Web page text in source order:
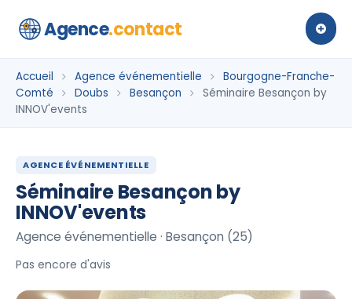
Agence.contact
Accueil Agence événementielle
Bourgogne-Franche-
Comté
Doubs Besançon
Séminaire Besançon by
INNOV'events
AGENCE ÉVÉNEMENTIELLE
Séminaire Besançon by
INNOV'events
Agence événementielle · Besançon (25)
Pas encore d'avis